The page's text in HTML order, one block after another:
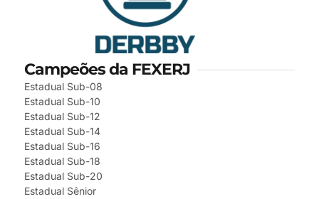
Campeões da FEXERJ
Estadual Sub-08
Estadual Sub-10
Estadual Sub-12
Estadual Sub-14
Estadual Sub-16
Estadual Sub-18
Estadual Sub-20
Estadual Sênior